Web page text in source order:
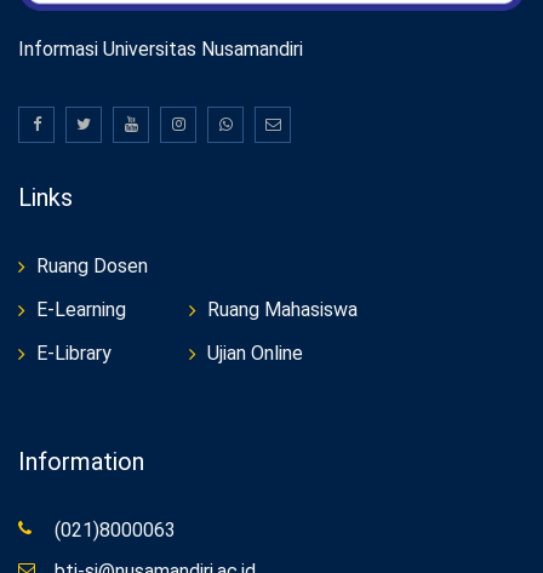
Informasi Universitas Nusamandiri
Links
Ruang Dosen
E-Learning
E-Library
Ruang Mahasiswa
Ujian Online
Information
(021)8000063